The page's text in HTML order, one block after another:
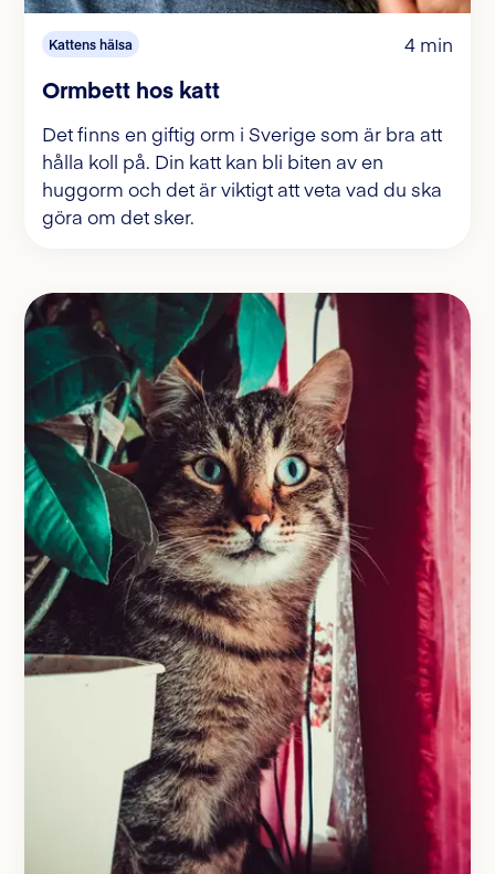
Kattens hälsa 4 min
Ormbett hos katt
Det finns en giftig orm i Sverige som är bra att
hålla koll på. Din katt kan bli biten av en
huggorm och det är viktigt att veta vad du ska
göra om det sker.